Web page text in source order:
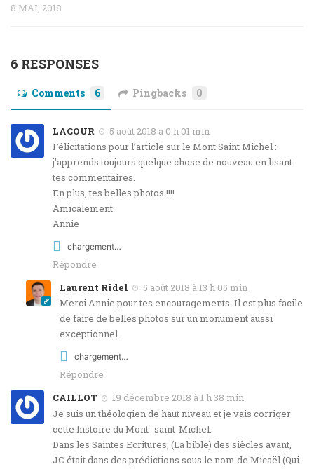
8 MAI, 2018
6 RESPONSES
Comments 6 Pingbacks 0
LACOUR
5 août 2018 à 0 h 01 min
Félicitations pour l’article sur le Mont Saint Michel :
j’apprends toujours quelque chose de nouveau en lisant
tes commentaires.
En plus, tes belles photos !!!!
Amicalement
Annie
chargement…
Répondre
Laurent Ridel
5 août 2018 à 13 h 05 min
Merci Annie pour tes encouragements. Il est plus facile
de faire de belles photos sur un monument aussi
exceptionnel.
chargement…
Répondre
CAILLOT
19 décembre 2018 à 1 h 38 min
Je suis un théologien de haut niveau et je vais corriger
cette histoire du Mont- saint-Michel.
Dans les Saintes Ecritures, (La bible) des siècles avant,
JC était dans des prédictions sous le nom de Micaël (Qui